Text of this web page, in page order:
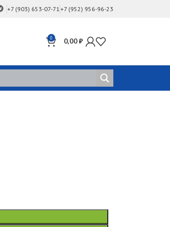
+7 (903) 653-07-71 +7 (952) 956-96-23
0 0,00₽